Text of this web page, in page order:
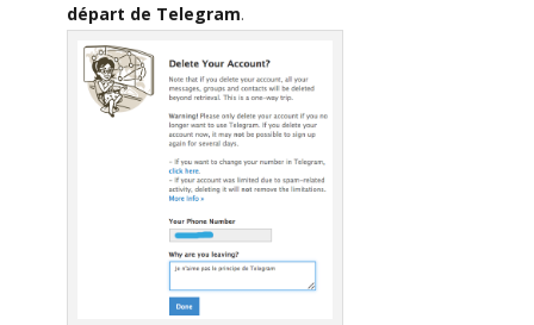
départ de Telegram.